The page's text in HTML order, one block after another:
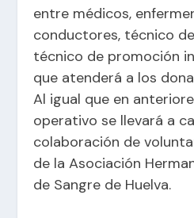
entre médicos,
conductores, técnico
técnico de promoción
que atenderá a los
Al igual que en
operativo se llevará a
colaboración de
de la Asociación
de Sangre de Huelva.